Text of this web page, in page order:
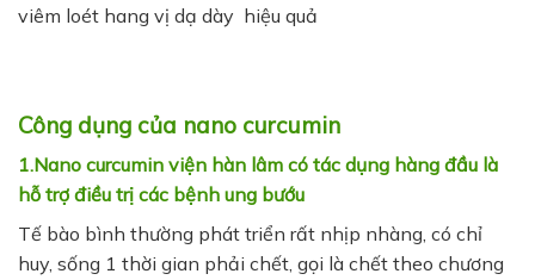
viêm loét hang vị dạ dày hiệu quả
Công dụng của nano curcumin
1.Nano curcumin viện hàn lâm có tác dụng hàng đầu là
hỗ trợ điều trị các bệnh ung bướu
Tế bào bình thường phát triển rất nhịp nhàng, có chỉ
huy, sống 1 thời gian phải chết, gọi là chết theo chương